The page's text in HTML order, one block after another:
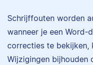
Schrijffouten worden
wanneer je een Word-
correcties te bekijken,
Wijzigingen bijhouden